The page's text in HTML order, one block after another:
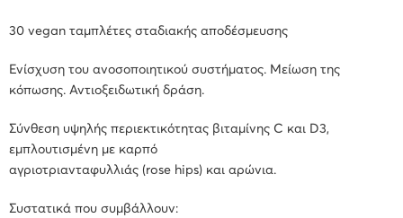
30 vegan ταμπλέτες σταδιακής αποδέσμευσης
Ενίσχυση του ανοσοποιητικού συστήματος. Μείωση της
κόπωσης. Αντιοξειδωτική δράση.
Σύνθεση υψηλής περιεκτικότητας βιταμίνης C και D3,
εμπλουτισμένη με καρπό
αγριοτριανταφυλλιάς (rose hips) και αρώνια.
Συστατικά που συμβάλλουν: